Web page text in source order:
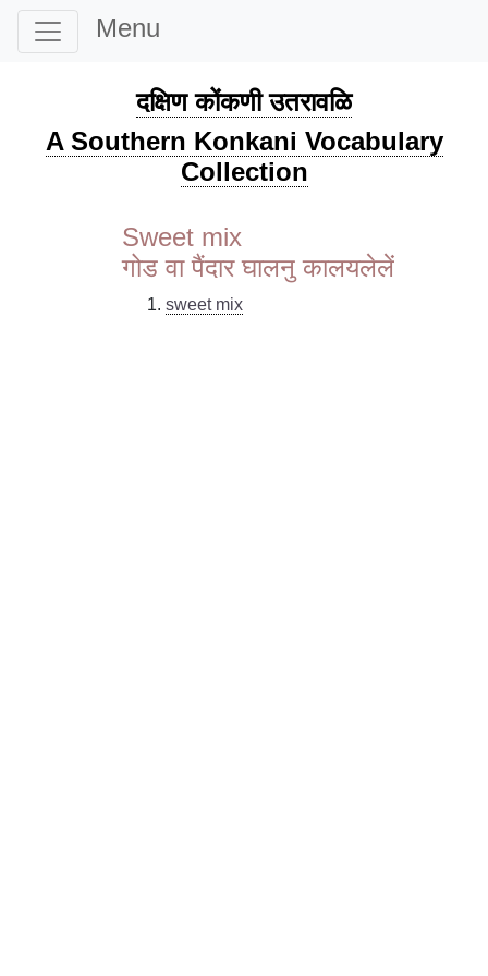
Menu
दक्षिण कोंकणी उतरावळि
A Southern Konkani Vocabulary
Collection
Sweet mix
गोड वा पैंदार घालनु कालयलेलें
sweet mix